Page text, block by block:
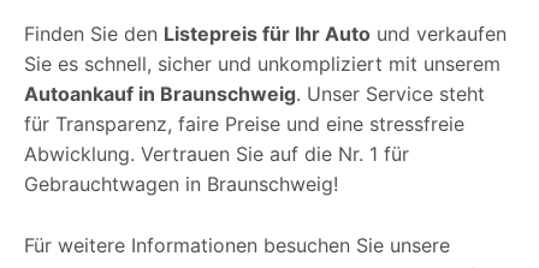
Finden Sie den Listepreis für Ihr Auto und verkaufen
Sie es schnell, sicher und unkompliziert mit unserem
Autoankauf in Braunschweig. Unser Service steht
für Transparenz, faire Preise und eine stressfreie
Abwicklung. Vertrauen Sie auf die Nr. 1 für
Gebrauchtwagen in Braunschweig!
Für weitere Informationen besuchen Sie unsere